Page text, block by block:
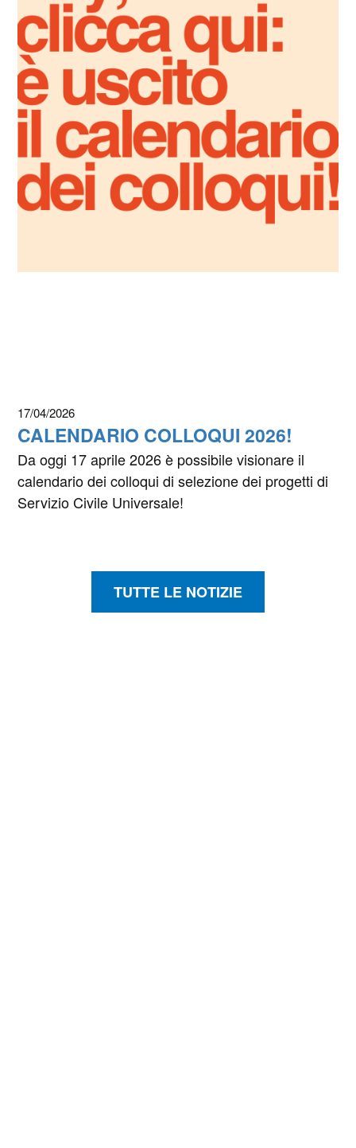
17/04/2026
CALENDARIO COLLOQUI 2026!
Da oggi 17 aprile 2026 è possibile visionare il
calendario dei colloqui di selezione dei progetti di
Servizio Civile Universale!
TUTTE LE NOTIZIE